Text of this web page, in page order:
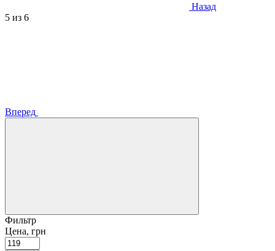
Назад
5 из 6
Вперед
Фильтр
Цена, грн